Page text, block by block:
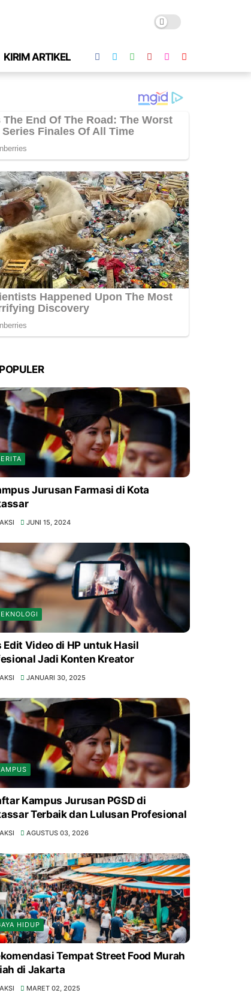
KIRIM ARTIKEL
Jurusan Farmasi di Kota
JUNI 15, 2024
Edit Video di HP untuk Hasil
Jadi Konten Kreator
JANUARI 30, 2025
Kampus Jurusan PGSD di
Terbaik dan Lulusan Profesional
AGUSTUS 03, 2026
HIDUP
Tempat Street Food Murah
di Jakarta
MARET 02, 2025